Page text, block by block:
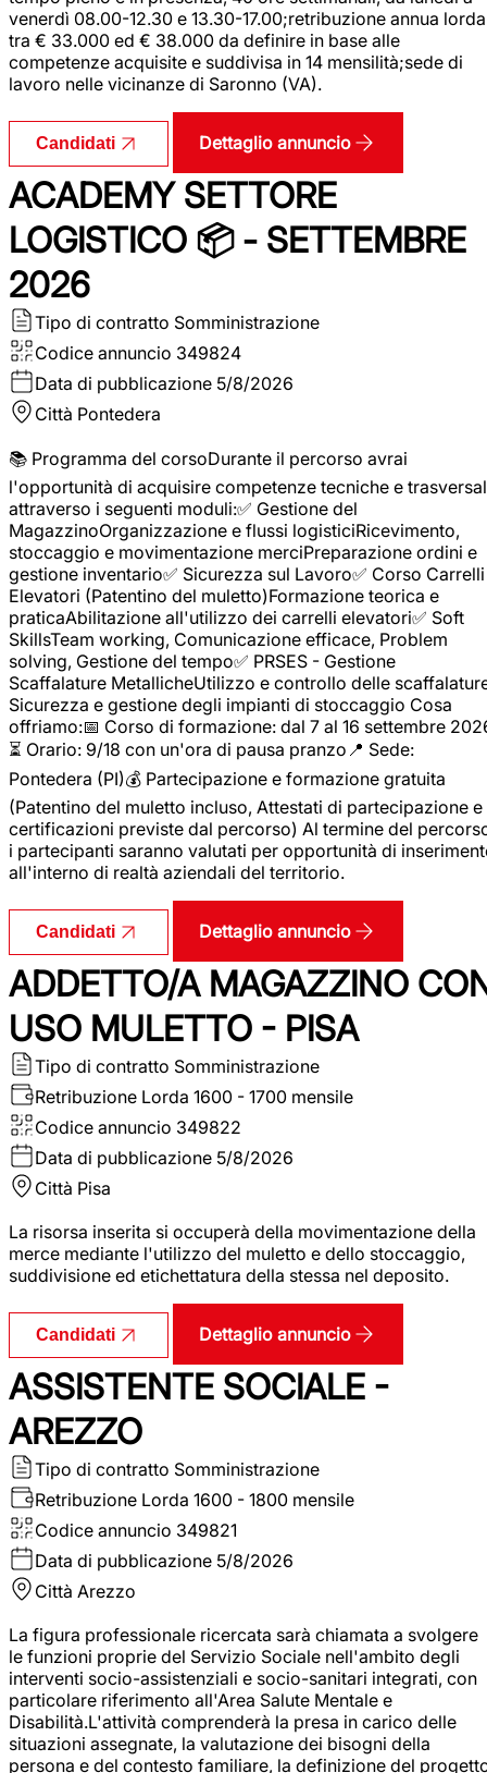
venerdì 08.00-12.30 e 13.30-17.00;retribuzione annua lorda
tra € 33.000 ed € 38.000 da definire in base alle
competenze acquisite e suddivisa in 14 mensilità;sede di
lavoro nelle vicinanze di Saronno (VA).
Candidati Dettaglio annuncio
ACADEMY SETTORE
LOGISTICO 📦 - SETTEMBRE
2026
Tipo di contratto Somministrazione
Codice annuncio 349824
Data di pubblicazione 5/8/2026
Città Pontedera
📚 Programma del corsoDurante il percorso avrai
l'opportunità di acquisire competenze tecniche e
attraverso i seguenti moduli:✅ Gestione del
MagazzinoOrganizzazione e flussi logisticiRicevimento,
stoccaggio e movimentazione merciPreparazione ordini e
gestione inventario✅ Sicurezza sul Lavoro✅ Corso Carrelli
Elevatori (Patentino del muletto)Formazione teorica e
praticaAbilitazione all'utilizzo dei carrelli elevatori✅ Soft
SkillsTeam working, Comunicazione efficace, Problem
solving, Gestione del tempo✅ PRSES - Gestione
Scaffalature MetallicheUtilizzo e controllo delle
Sicurezza e gestione degli impianti di stoccaggio Cosa
offriamo:📅 Corso di formazione: dal 7 al 16 settembre
⏳ Orario: 9/18 con un'ora di pausa pranzo📍 Sede:
Pontedera (PI)💰 Partecipazione e formazione gratuita
(Patentino del muletto incluso, Attestati di partecipazione e
certificazioni previste dal percorso) Al termine del
i partecipanti saranno valutati per opportunità di
all'interno di realtà aziendali del territorio.
Candidati Dettaglio annuncio
ADDETTO/A MAGAZZINO
USO MULETTO - PISA
Tipo di contratto Somministrazione
Retribuzione Lorda 1600 - 1700 mensile
Codice annuncio 349822
Data di pubblicazione 5/8/2026
Città Pisa
La risorsa inserita si occuperà della movimentazione della
merce mediante l'utilizzo del muletto e dello stoccaggio,
suddivisione ed etichettatura della stessa nel deposito.
Candidati Dettaglio annuncio
ASSISTENTE SOCIALE -
AREZZO
Tipo di contratto Somministrazione
Retribuzione Lorda 1600 - 1800 mensile
Codice annuncio 349821
Data di pubblicazione 5/8/2026
Città Arezzo
La figura professionale ricercata sarà chiamata a svolgere
le funzioni proprie del Servizio Sociale nell'ambito degli
interventi socio-assistenziali e socio-sanitari integrati, con
particolare riferimento all'Area Salute Mentale e
Disabilità.L'attività comprenderà la presa in carico delle
situazioni assegnate, la valutazione dei bisogni della
persona e del contesto familiare, la definizione del